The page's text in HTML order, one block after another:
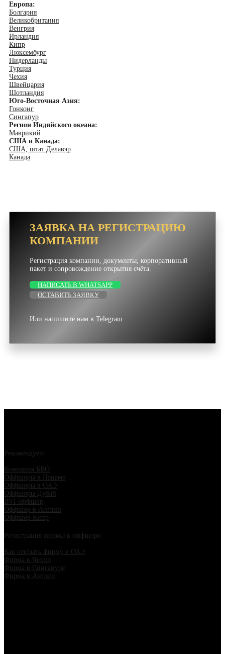
Европа:
Болгария
Великобритания
Венгрия
Ирландия
Кипр
Люксембург
Нидерланды
Турция
Чехия
Швейцария
Шотландия
Юго-Восточная Азия:
Гонконг
Сингапур
Регион Индийского океана:
Маврикий
США и Канада:
США, штат Делавэр
Канада
ЗАЯВКА НА РЕГИСТРАЦИЮ
КОМПАНИИ
Регистрация компании, документы, корпоративный
пакет и сопровождение открытия счёта.
НАПИСАТЬ В WHATSAPP
ОСТАВИТЬ ЗАЯВКУ
Или напишите нам в Telegram
Рекомендуем:
Компания БВО
Оффшоры в Панаме
Оффшоры в ОАЭ
Оффшоры Дубай
BVI оффшор
Оффшор в Англии
Оффшор Кипр
Регистрация фирмы в оффшоре
Как открыть фирму в ОАЭ
Фирма в Чехии
Фирма в Сингапуре
Фирма в Англии